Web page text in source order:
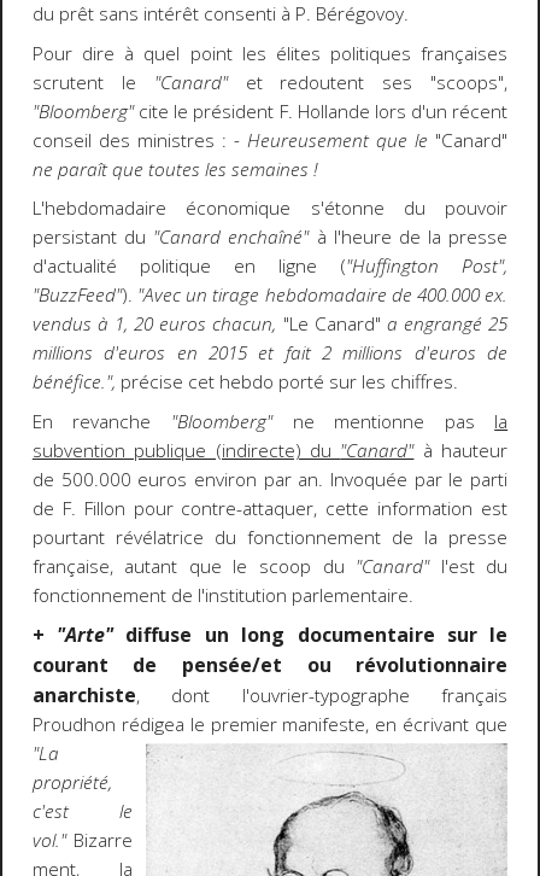
du prêt sans intérêt consenti à P. Bérégovoy.
Pour dire à quel point les élites politiques françaises
scrutent le "Canard"et redoutent ses "scoops",
"Bloomberg"cite le président F. Hollande lors d'un récent
conseil des ministres : - Heureusement que le "Canard"
ne paraît que toutes les semaines !
L'hebdomadaire économique s'étonne du pouvoir
persistant du "Canard enchaîné"à l'heure de la presse
d'actualité politique en ligne ("Huffington Post",
"BuzzFeed"). "Avec un tirage hebdomadaire de 400.000 ex.
vendus à 1, 20 euros chacun, "Le Canard" a engrangé 25
millions d'euros en 2015 et fait 2 millions d'euros de
bénéfice.", précise cet hebdo porté sur les chiffres.
En revanche "Bloomberg"ne mentionne pas la
subvention publique (indirecte) du "Canard"à hauteur
de 500.000 euros environ par an. Invoquée par le parti
de F. Fillon pour contre-attaquer, cette information est
pourtant révélatrice du fonctionnement de la presse
française, autant que le scoop du "Canard"l'est du
fonctionnement de l'institution parlementaire.
+ "Arte"diffuse un long documentaire sur le
courant de pensée/et ou révolutionnaire
anarchiste, dont l'ouvrier-typographe français
Proudhon rédigea le premier manifeste, en écrivant que
"La
propriété,
c'est le
vol." Bizarre
ment, la